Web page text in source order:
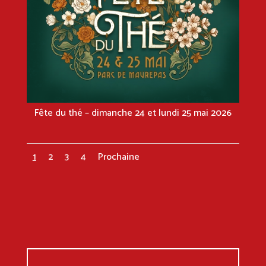
Fête du thé – dimanche 24 et lundi 25 mai 2026
1 2 3 4 Prochaine